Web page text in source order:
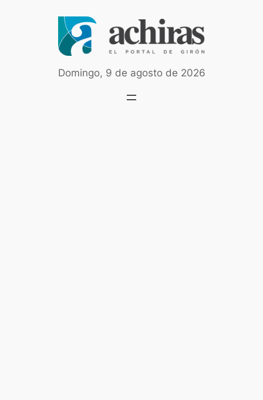
Domingo, 9 de agosto de 2026